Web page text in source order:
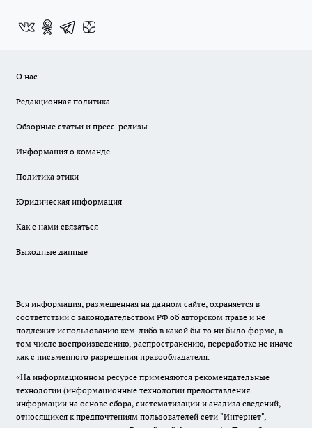
О нас
Редакционная политика
Обзорные статьи и пресс-релизы
Информация о команде
Политика этики
Юридическая информация
Как с нами связаться
Выходные данные
Вся информация, размещенная на данном сайте, охраняется в
соответствии с законодательством РФ об авторском праве и не
подлежит использованию кем-либо в какой бы то ни было форме, в
том числе воспроизведению, распространению, переработке не иначе
как с письменного разрешения правообладателя.
«На информационном ресурсе применяются рекомендательные
технологии (информационные технологии предоставления
информации на основе сбора, систематизации и анализа сведений,
относящихся к предпочтениям пользователей сети "Интернет",